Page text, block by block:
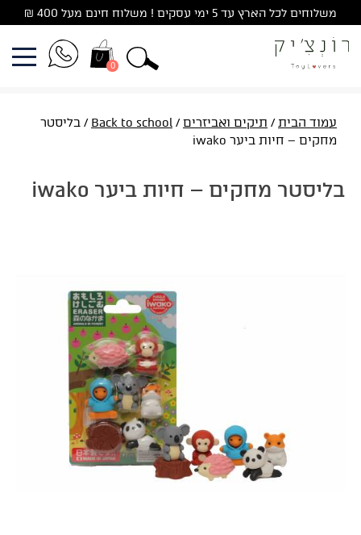
to
content
משלוחים לכל הארץ עד 5 ימי עסקים ! משלוח חינם מעל 400 ₪
0
עמוד הבית/ תיקים ואביזרים/
Back to school / בליסטר
מחקים – חיות ביער iwako
בליסטר מחקים – חיות ביער iwako